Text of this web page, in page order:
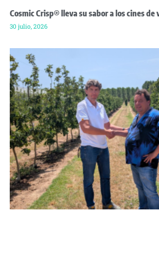
Cosmic Crisp® lleva su sabor a los cines de
30 julio, 2026